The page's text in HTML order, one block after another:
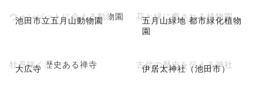
池田市立五月山動物園
ウォンバットに会える動物園
五月山緑地 都市緑化植物
園
花と緑に癒される植物園
大広寺
牡丹咲く歴史ある禅寺 伊居太神社（池田市）
古代の歴史を伝える神社